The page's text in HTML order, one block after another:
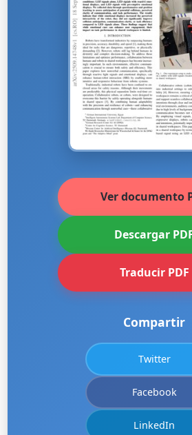
Ver documento
Descargar
Traducir PDF
Compartir
Twitter
Facebook
LinkedIn